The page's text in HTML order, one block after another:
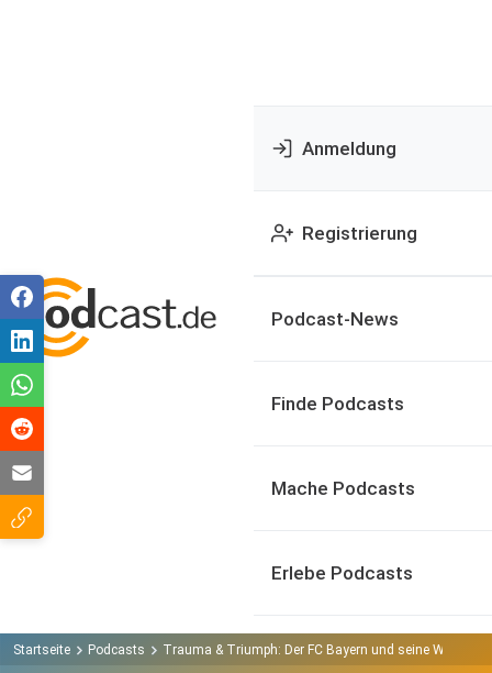
Anmeldung
Registrierung
Podcast-News
Finde Podcasts
Mache Podcasts
Erlebe Podcasts
Startseite Podcasts Trauma & Triumph: Der FC Bayern und seine